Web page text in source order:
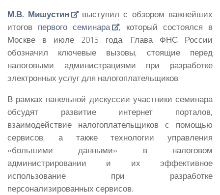
М.В. Мишустин
выступил с обзором важнейших
итогов первого семинара
, который состоялся в
Москве в июле 2015 года. Глава ФНС России
обозначил ключевые вызовы, стоящие перед
налоговыми администрациями при разработке
электронных услуг для налогоплательщиков.
В рамках панельной дискуссии участники семинара
обсудят развитие интернет порталов,
взаимодействие налогоплательщиков с помощью
сервисов, а также технологии управления
«большими данными» в налоговом
администрировании и их эффективное
использование при разработке
персонализированных сервисов.